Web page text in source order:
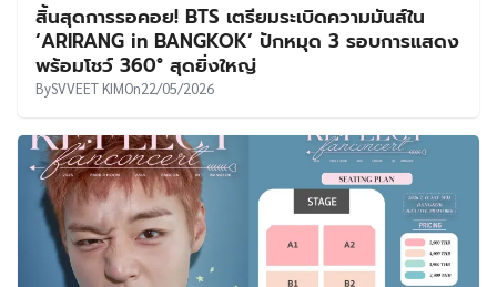
สิ้นสุดการรอคอย! BTS เตรียมระเบิดความมันส์ใน
‘ARIRANG in BANGKOK’ ปักหมุด 3 รอบการแสดง
พร้อมโชว์ 360° สุดยิ่งใหญ่
BySVVEET KIMOn22/05/2026